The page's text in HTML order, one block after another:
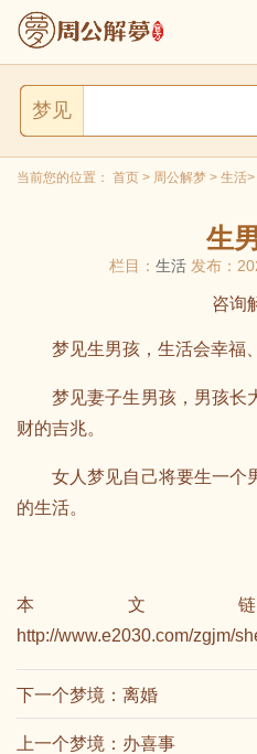
梦见
当前您的位置： 首页 > 周公解梦 > 生活>
生
栏目： 生活 发布：
咨询
梦见生男孩，生活会幸福、
梦见妻子生男孩，男孩长
财的吉兆。
女人梦见自己将要生一个
的生活。
本文
http://www.e2030.com/zgjm/
下一个梦境： 离婚
上一个梦境： 办喜事